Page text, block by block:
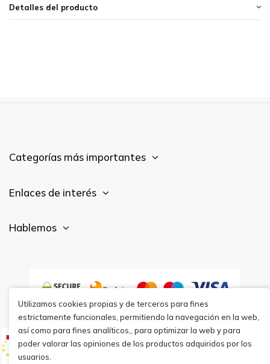
Detalles del producto
Categorías más importantes
Enlaces de interés
Hablemos
Utilizamos cookies propias y de terceros para fines
estrictamente funcionales, permitiendo la navegación en la web,
así como para fines analíticos,, para optimizar la web y para
poder valorar las opiniones de los productos adquiridos por los
usuarios.